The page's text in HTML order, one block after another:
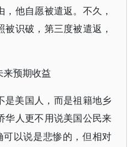
他自愿被遣返。不久，
识破，第三度被遣返，
来预期收益
是美国人，而是祖籍地乡
华人更不用说美国公民来
以说是悲惨的，但相对